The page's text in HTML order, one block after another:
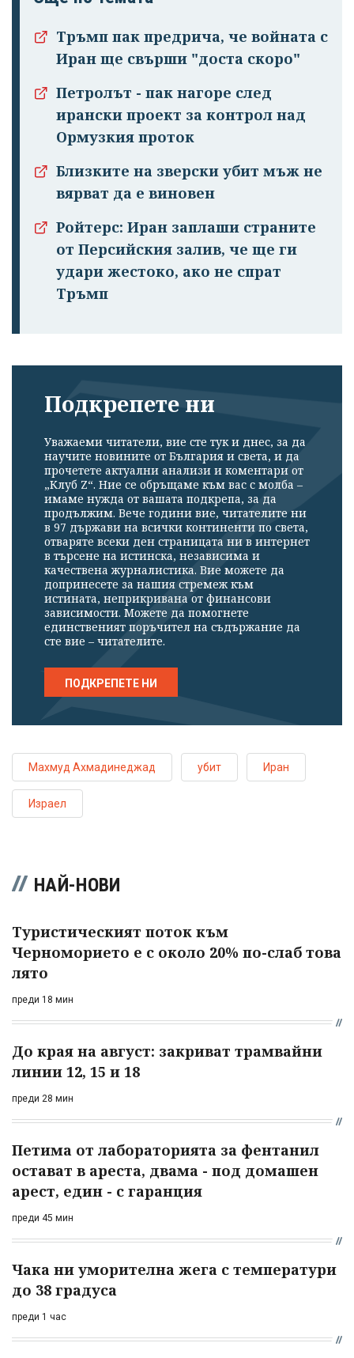
Успешно
излязохте от
Тръмп пак предрича, че войната с
Иран ще свърши "доста скоро"
Петролът - пак нагоре след
ирански проект за контрол над
Ормузкия проток
Близките на зверски убит мъж не
вярват да е виновен
Ройтерс: Иран заплаши страните
от Персийския залив, че ще ги
удари жестоко, ако не спрат
Тръмп
Подкрепете ни
Уважаеми читатели, вие сте тук и днес, за да
научите новините от България и света, и да
прочетете актуални анализи и коментари от
„Клуб Z“. Ние се обръщаме към вас с молба –
имаме нужда от вашата подкрепа, за да
продължим. Вече години вие, читателите ни
в 97 държави на всички континенти по света,
отваряте всеки ден страницата ни в интернет
в търсене на истинска, независима и
качествена журналистика. Вие можете да
допринесете за нашия стремеж към
истината, неприкривана от финансови
зависимости. Можете да помогнете
единственият поръчител на съдържание да
сте вие – читателите.
ПОДКРЕПЕТЕ НИ
Махмуд Ахмадинеджад убит Иран
Израел
НАЙ-НОВИ
Туристическият поток към
Черноморието е с около 20% по-слаб това
лято
преди 18 мин
До края на август: закриват трамвайни
линии 12, 15 и 18
преди 28 мин
Петима от лабораторията за фентанил
остават в ареста, двама - под домашен
арест, един - с гаранция
преди 45 мин
Чака ни уморителна жега с температури
до 38 градуса
преди 1 час